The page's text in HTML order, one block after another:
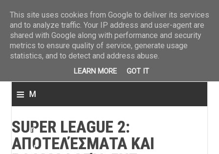
≡ M
n
u
SUPER LEAGUE 2:
ΑΠΟΤΕΛΈΣΜΑΤΑ ΚΑΙ
This site uses cookies from Google to deliver its services
and to analyze traffic. Your IP address and user-agent are
shared with Google along with performance and security
metrics to ensure quality of service, generate usage
statistics, and to detect and address abuse.
LEARN MORE GOT IT